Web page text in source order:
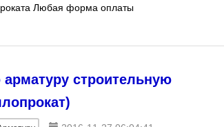
Любая форма оплаты
строительную